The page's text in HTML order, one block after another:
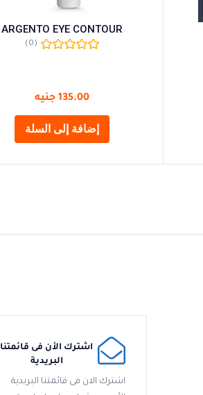
ARGENTO EYE CONTOUR
(0)
135.00 جنيه
إضافة إلى السلة
اشترك الأن فى قائمتنا
البريدية
اشترك الان فى قائمتنا البريدية